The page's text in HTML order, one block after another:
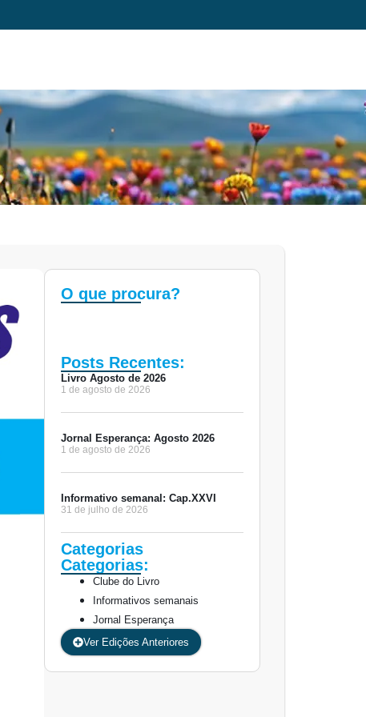
O que procura?
Posts Recentes:
Livro Agosto de 2026
1 de agosto de 2026
Jornal Esperança: Agosto 2026
1 de agosto de 2026
Informativo semanal: Cap.XXVI
31 de julho de 2026
Categorias:
Categorias
Clube do Livro
Informativos semanais
Jornal Esperança
Ver Edições Anteriores